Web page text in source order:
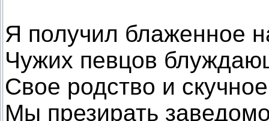
Я получил блаженное
Чужих певцов
Свое родство и
Мы презирать